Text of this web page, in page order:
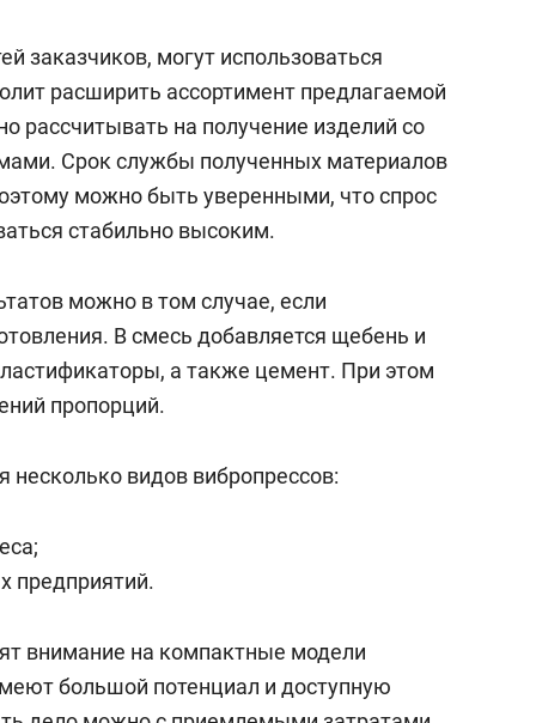
заказчиков, могут использоваться
расширить ассортимент предлагаемой
рассчитывать на получение изделий со
Срок службы полученных материалов
можно быть уверенными, что спрос
стабильно высоким.
можно в том случае, если
В смесь добавляется щебень и
а также цемент. При этом
пропорций.
несколько видов вибропрессов:
предприятий.
внимание на компактные модели
большой потенциал и доступную